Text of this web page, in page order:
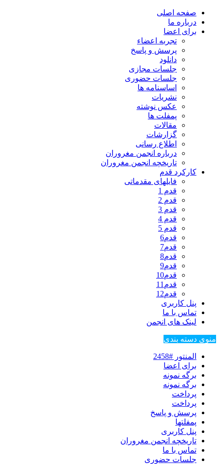
صفحه اصلی
درباره ما
برای اعضا
تجربه اعضاء
پرسش و پاسخ
دانلود
جلسات مجازی
جلسات حضوری
اساسنامه ها
نشریات
عکس نوشته
پمفلت ها
مقالات
گزارشات
اطلاع رسانی
درباره انجمن مغروران
تاریخچه انجمن مغروران
کارکرد قدم
فایلهای مقدماتی
قدم 1
قدم 2
قدم 3
قدم 4
قدم 5
قدم6
قدم7
قدم8
قدم9
قدم10
قدم11
قدم12
پنل کاربری
تماس با ما
لینک های انجمن
منوی دسته بندی
المنتور #2458
برای اعضا
برگه نمونه
برگه نمونه
پرداخت
پرداخت
پرسش و پاسخ
پمفلتها
پنل کاربری
تاریخچه انجمن مغروران
تماس با ما
جلسات حضوری